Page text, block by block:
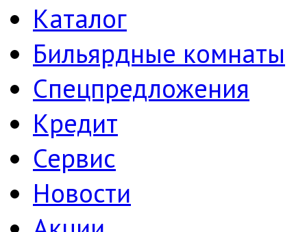
Каталог
Бильярдные комнаты
Спецпредложения
Кредит
Сервис
Новости